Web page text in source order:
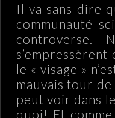
Il va sans dire
communauté
controverse.
le « visage »
mauvais tour
peut voir dans
quoi! Et